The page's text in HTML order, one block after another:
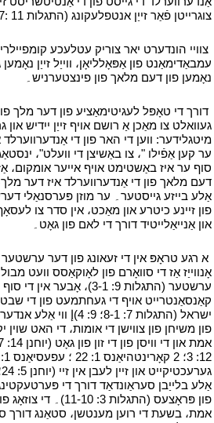
צוגרייטן פֿאַר זייַן אנטפלעקונג (התגלות 11 :8-7؛ 13: 1-2؛ 17: 8﴾۔
צוויי הונדערט יאר צוריק עטלעכע
עמבאַדימאַנט פון אַפּאָלליאָן، ווייַל זייַן
נאָמען פון דעם מלאך פון פינצטערניש۔
דורך די טאָפּל לעגיטימאַציע פון דער מלך פון
געוואלט צו מאַכן אַ רושם אויף זייַן ייִדיש
מיטגלידער: ווען די האר פון די אַנדערווערלד
ער קען אַפֿילו "، צו באַשיצן די וועלט"،
סוף ער איז באַשטימט אויף אייער אומקום،
דעם מלאך פון די אַנדערווערלד איז דער
אַלע בייזע גייסטער۔ ער מוזן פּערסנאַלי
פון זיינע כיטרע און מאַכט، אין סדר צו
און אַנייאַלייטיד דורך די לאם פון גאָט۔
א רגע טראָפּ אין די זעאונג פון דער ערשטער
אָנווייַז אַז די סוואָרם פון לאָוקאַסס וועט
ערשטער (התגלות 9: 3-1)، אָבער
קאַנסאַנטרייט אויף די געחתמעט פון די
ישראל (התגלות 7: 8-1؛
פון משיחן פון צווישן די אומות، די האט שוין
אַלע בלייַבן סעראַונדאַד דורך די
אמת، בשעת די רוען מענטשן، סטאַנג דורך